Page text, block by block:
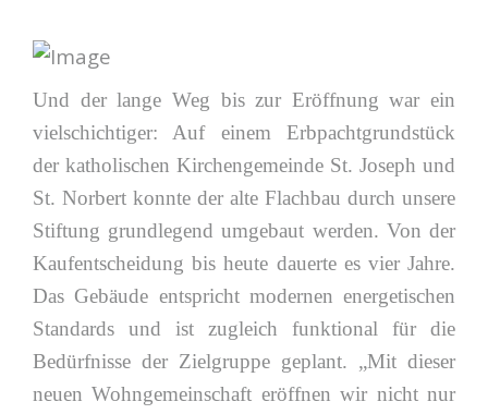
Und der lange Weg bis zur Eröffnung war ein
vielschichtiger: Auf einem Erbpachtgrundstück
der katholischen Kirchengemeinde St. Joseph und
St. Norbert konnte der alte Flachbau durch unsere
Stiftung grundlegend umgebaut werden. Von der
Kaufentscheidung bis heute dauerte es vier Jahre.
Das Gebäude entspricht modernen energetischen
Standards und ist zugleich funktional für die
Bedürfnisse der Zielgruppe geplant. „Mit dieser
neuen Wohngemeinschaft eröffnen wir nicht nur